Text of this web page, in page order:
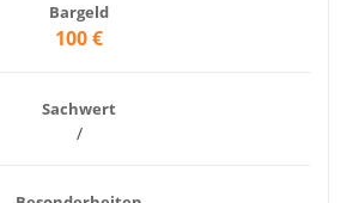
Bargeld
100 €
Sachwert
/